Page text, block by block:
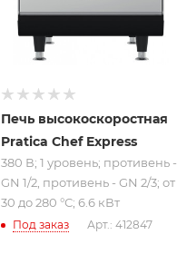
Печь высокоскоростная
Pratica Chef Expres s
380 В; 1 уровень; противень -
GN 1/2, противень - GN 2/3; от
30 до 280 °С; 6.6 кВт
Под заказ Арт.: 412847